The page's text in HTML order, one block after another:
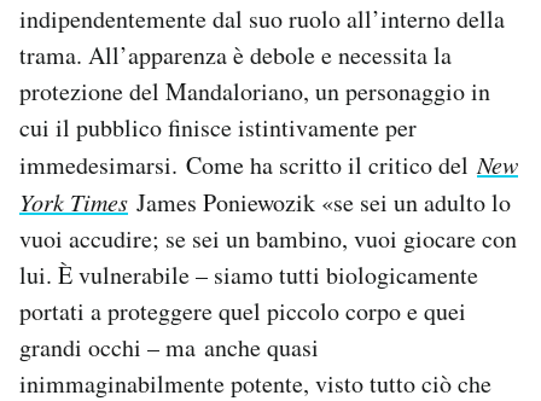
indipendentemente dal suo ruolo all’interno della
trama. All’apparenza è debole e necessita la
protezione del Mandaloriano, un personaggio in
cui il pubblico finisce istintivamente per
immedesimarsi. Come ha scritto il critico delNew
York Times James Poniewozik «se sei un adulto lo
vuoi accudire; se sei un bambino, vuoi giocare con
lui. È vulnerabile – siamo tutti biologicamente
portati a proteggere quel piccolo corpo e quei
grandi occhi – ma anche quasi
inimmaginabilmente potente, visto tutto ciò che